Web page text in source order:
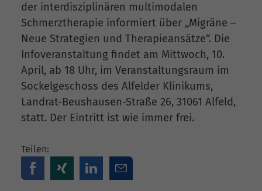
der interdisziplinären multimodalen
Schmerztherapie informiert über „Migräne –
Neue Strategien und Therapieansätze“. Die
Infoveranstaltung findet am Mittwoch, 10.
April, ab 18 Uhr, im Veranstaltungsraum im
Sockelgeschoss des Alfelder Klinikums,
Landrat-Beushausen-Straße 26, 31061 Alfeld,
statt. Der Eintritt ist wie immer frei.
Teilen: